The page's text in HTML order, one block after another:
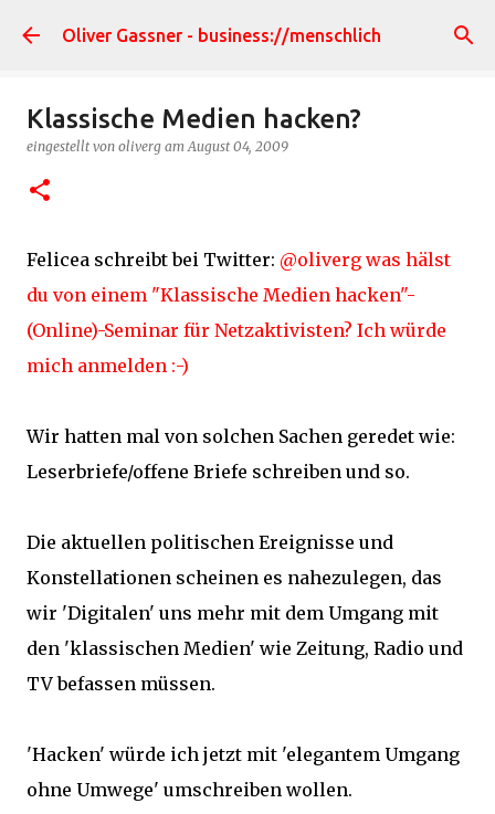
Direkt zum Hauptbereich
Oliver Gassner - business://menschlich
Klassische Medien hacken?
eingestellt von oliverg amAugust 04, 2009
Felicea schreibt bei Twitter: @oliverg was hälst
du von einem "Klassische Medien hacken"-
(Online)-Seminar für Netzaktivisten? Ich würde
mich anmelden :-)
Wir hatten mal von solchen Sachen geredet wie:
Leserbriefe/offene Briefe schreiben und so.
Die aktuellen politischen Ereignisse und
Konstellationen scheinen es nahezulegen, das
wir 'Digitalen' uns mehr mit dem Umgang mit
den 'klassischen Medien' wie Zeitung, Radio und
TV befassen müssen.
'Hacken' würde ich jetzt mit 'elegantem Umgang
ohne Umwege' umschreiben wollen.